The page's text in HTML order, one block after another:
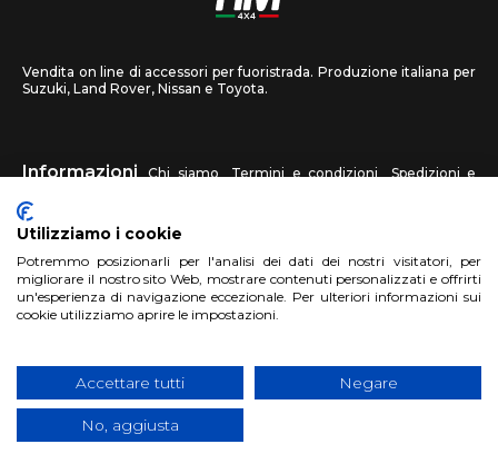
Vendita on line di accessori per fuoristrada. Produzione italiana per
Suzuki, Land Rover, Nissan e Toyota.
Informazioni Chi siamo Termini e condizioni
Spedizioni e
recessi
HM4X4 FAQ Centri assistenza Invia una foto
Account Registrati Accedi
Copyright 2018 HM4X4 FACTO S.R.L.
Cookies Policy
| Sito realizzato da
Utilizziamo i cookie
Potremmo posizionarli per l'analisi dei dati dei nostri visitatori, per
migliorare il nostro sito Web, mostrare contenuti personalizzati e offrirti
un'esperienza di navigazione eccezionale. Per ulteriori informazioni sui
cookie utilizziamo aprire le impostazioni.
Accettare tutti Negare
No, aggiusta